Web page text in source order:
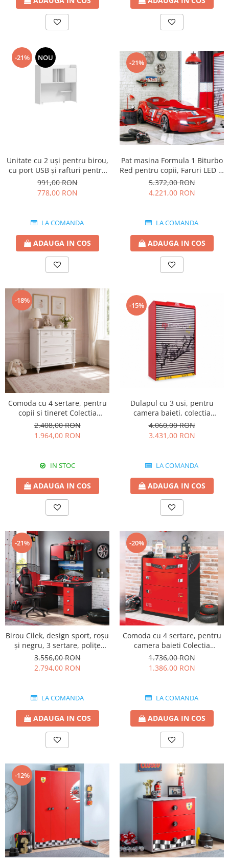
-21% NOU
Unitate cu 2 uși pentru birou,
cu port USB și rafturi pentru
carți, colectia Varia White
991,00 RON
778,00 RON
LA COMANDA
ADAUGA IN COS
-21%
Pat masina Formula 1 Biturbo
Red pentru copii, Faruri LED și
Design Premium
5.372,00 RON
4.221,00 RON
LA COMANDA
ADAUGA IN COS
-18%
Comoda cu 4 sertare, pentru
copii si tineret Colectia
Romantic, 90x49x88 cm
2.408,00 RON
1.964,00 RON
IN STOC
ADAUGA IN COS
-15%
Dulapul cu 3 usi, pentru
camera baieti, colectia
Champion Racer
4.060,00 RON
3.431,00 RON
LA COMANDA
ADAUGA IN COS
-21%
Birou Cilek, design sport, roșu
și negru, 3 sertare, polițe
organizare, colecția Champion
Racer
3.556,00 RON
2.794,00 RON
LA COMANDA
ADAUGA IN COS
-20%
Comoda cu 4 sertare, pentru
camera baieti Colectia
Champion Racer
1.736,00 RON
1.386,00 RON
LA COMANDA
ADAUGA IN COS
-12%